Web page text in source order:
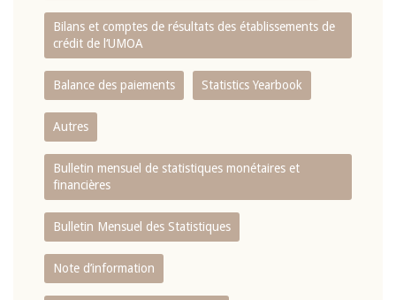
Bilans et comptes de résultats des établissements de
crédit de l‘UMOA
Balance des paiements Statistics Yearbook
Autres
Bulletin mensuel de statistiques monétaires et
financières
Bulletin Mensuel des Statistiques
Note d’information